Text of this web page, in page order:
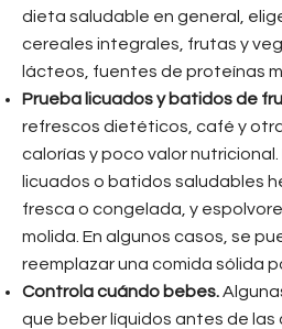
dieta saludable en general,
cereales integrales, frutas y
lácteos, fuentes de proteínas
Prueba licuados y batidos de
refrescos dietéticos, café y
calorías y poco valor
licuados o batidos saludables
fresca o congelada, y
molida. En algunos casos, se
reemplazar una comida sólida
Controla cuándo bebes.
que beber líquidos antes de las